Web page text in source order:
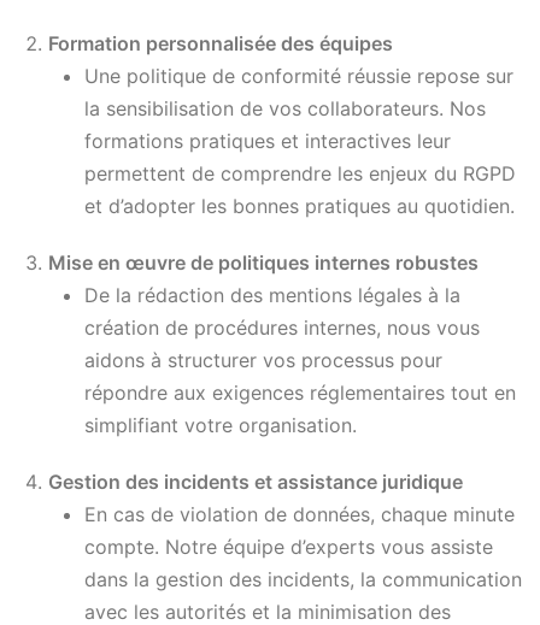
Formation personnalisée des équipes
Une politique de conformité réussie repose sur
la sensibilisation de vos collaborateurs. Nos
formations pratiques et interactives leur
permettent de comprendre les enjeux du RGPD
et d’adopter les bonnes pratiques au quotidien.
Mise en œuvre de politiques internes robustes
De la rédaction des mentions légales à la
création de procédures internes, nous vous
aidons à structurer vos processus pour
répondre aux exigences réglementaires tout en
simplifiant votre organisation.
Gestion des incidents et assistance juridique
En cas de violation de données, chaque minute
compte. Notre équipe d’experts vous assiste
dans la gestion des incidents, la communication
avec les autorités et la minimisation des